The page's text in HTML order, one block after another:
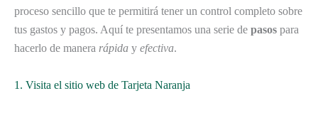
proceso sencillo que te permitirá tener un control completo sobre
tus gastos y pagos. Aquí te presentamos una serie de pasos para
hacerlo de manera rápida y efectiva.
1. Visita el sitio web de Tarjeta Naranja